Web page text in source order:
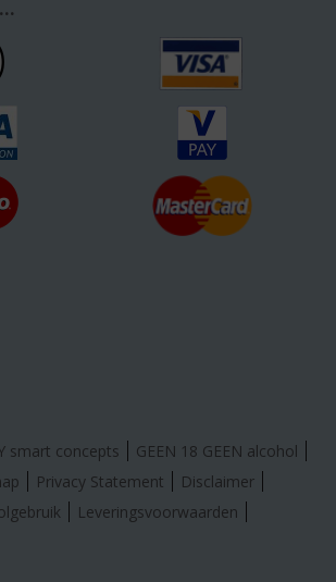
smart concepts
GEEN 18 GEEN alcohol
Privacy Statement
Disclaimer
Leveringsvoorwaarden